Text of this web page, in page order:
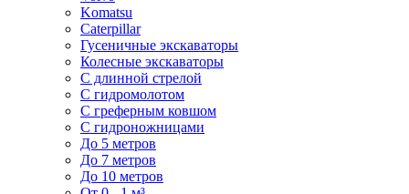
Komatsu
Caterpillar
Гусеничные экскаваторы
Колесные экскаваторы
С длинной стрелой
С гидромолотом
С греферным ковшом
С гидроножницами
До 5 метров
До 7 метров
До 10 метров